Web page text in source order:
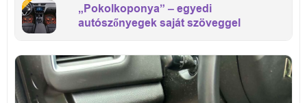
„Pokolkoponya” – egyedi
autószőnyegek saját szöveggel